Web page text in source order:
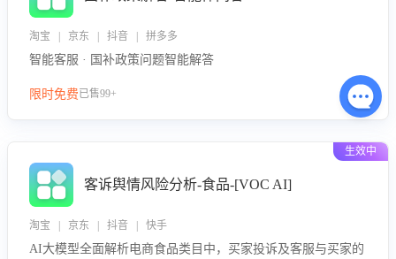
淘宝 | 京东 | 抖音 | 拼多多
智能客服 · 国补政策问题智能解答
限时免费已售99+
生效中
客诉舆情风险分析-食品-[VOC AI]
淘宝 | 京东 | 抖音 | 快手
AI大模型全面解析电商食品类目中，买家投诉及客服与买家的